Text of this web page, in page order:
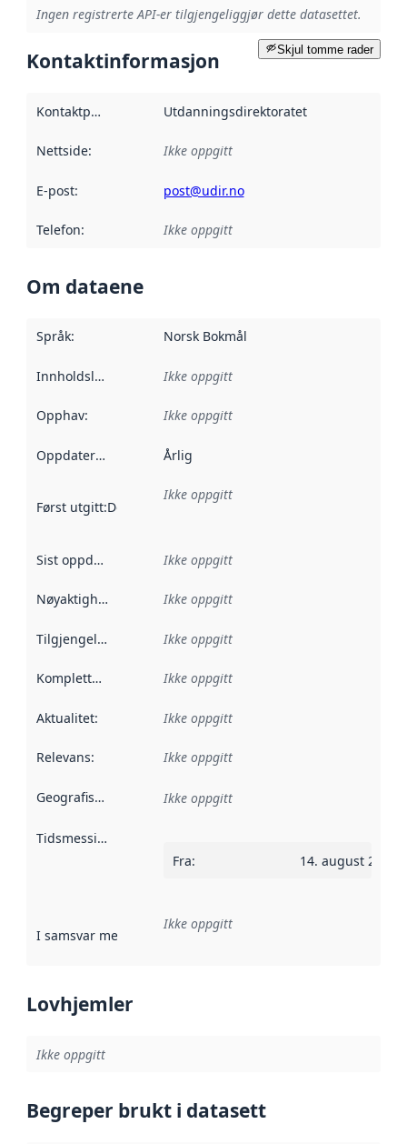
Ingen registrerte API-er tilgjengeliggjør dette datasettet.
Skjul tomme rader
Kontaktinformasjon
Kontaktpunkt Utdanningsdirektoratet
Nettside: Ikke oppgitt
E-post: post@udir.no
Telefon: Ikke oppgitt
Om dataene
Språk: Norsk Bokmål
Innholdsleverandører :
Ikke oppgitt
Opphav: Ikke oppgitt
Oppdateringsfrekvens :
Årlig
Først utgitt:Denne datoen sier når dataene i dette
Ikke oppgitt
Sist oppdatert Ikke oppgitt
Nøyaktighet Ikke oppgitt
Tilgjengelighet Ikke oppgitt
Kompletthet Ikke oppgitt
Aktualitet: Ikke oppgitt
Relevans: Ikke oppgitt
Geografisk avgrensning :
Ikke oppgitt
Tidsmessig avgrensning
Fra: 14. august 2021
I samsvar med Referanse til en implementasjonsregel
Ikke oppgitt
Lovhjemler
Ikke oppgitt
Begreper brukt i datasett